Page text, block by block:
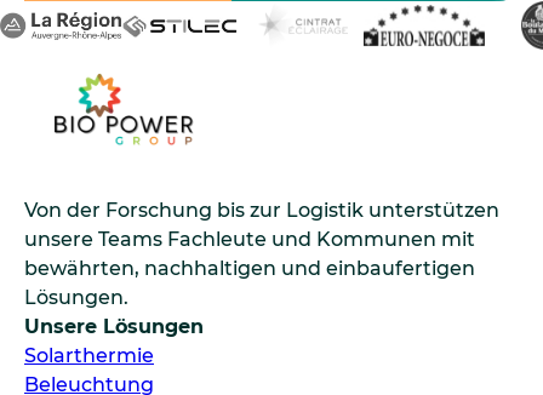
Von der Forschung bis zur Logistik unterstützen
unsere Teams Fachleute und Kommunen mit
bewährten, nachhaltigen und einbaufertigen
Lösungen.
Unsere Lösungen
Solarthermie
Beleuchtung